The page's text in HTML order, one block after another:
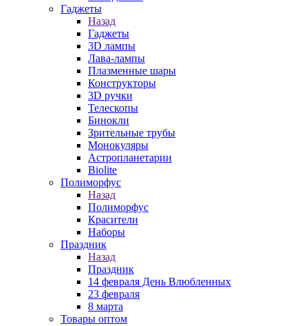
Гаджеты
Назад
Гаджеты
3D лампы
Лава-лампы
Плазменные шары
Конструкторы
3D ручки
Телескопы
Бинокли
Зрительные трубы
Монокуляры
Астропланетарии
Biolite
Полиморфус
Назад
Полиморфус
Красители
Наборы
Праздник
Назад
Праздник
14 февраля День Влюбленных
23 февраля
8 марта
Товары оптом